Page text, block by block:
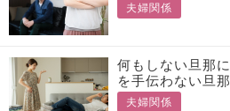
夫婦関係
何もしない旦那
を手伝わない旦
夫婦関係